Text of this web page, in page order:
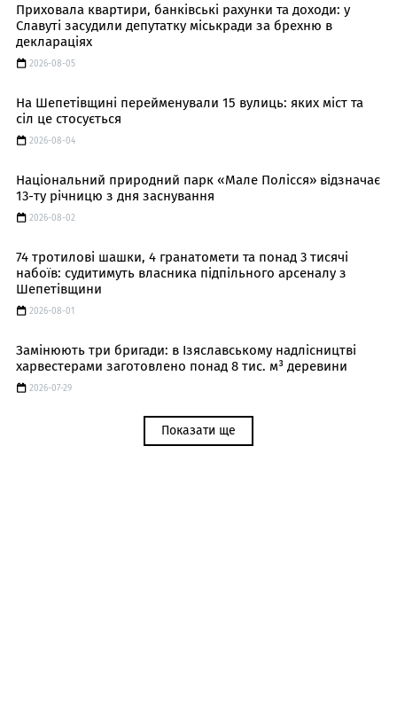
Приховала квартири, банківські рахунки та доходи: у
Славуті засудили депутатку міськради за брехню в
деклараціях
2026-08-05
На Шепетівщині перейменували 15 вулиць: яких міст та
сіл це стосується
2026-08-04
Національний природний парк «Мале Полісся» відзначає
13-ту річницю з дня заснування
2026-08-02
74 тротилові шашки, 4 гранатомети та понад 3 тисячі
набоїв: судитимуть власника підпільного арсеналу з
Шепетівщини
2026-08-01
Замінюють три бригади: в Ізяславському надлісництві
харвестерами заготовлено понад 8 тис. м³ деревини
2026-07-29
Показати ще